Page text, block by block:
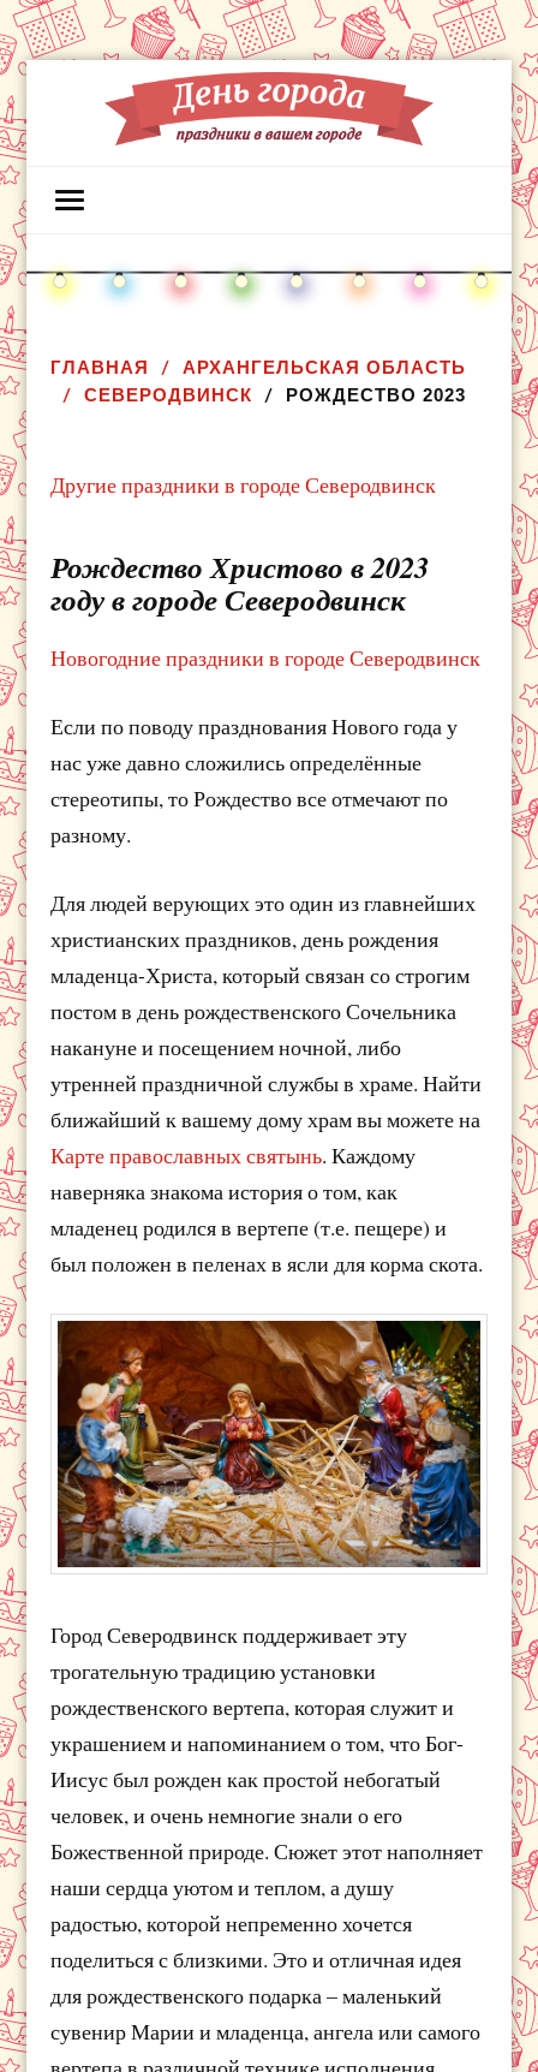
ГЛАВНАЯ
АРХАНГЕЛЬСКАЯ ОБЛАСТЬ
СЕВЕРОДВИНСК
РОЖДЕСТВО 2023
Другие праздники в городе Северодвинск
Рождество Христово в 2023
году в городе Северодвинск
Новогодние праздники в городе Северодвинск
Если по поводу празднования Нового года у
нас уже давно сложились определённые
стереотипы, то Рождество все отмечают по
разному.
Для людей верующих это один из главнейших
христианских праздников, день рождения
младенца-Христа, который связан со строгим
постом в день рождественского Сочельника
накануне и посещением ночной, либо
утренней праздничной службы в храме. Найти
ближайший к вашему дому храм вы можете на
Карте православных святынь. Каждому
наверняка знакома история о том, как
младенец родился в вертепе (т.е. пещере) и
был положен в пеленах в ясли для корма скота.
Город Северодвинск поддерживает эту
трогательную традицию установки
рождественского вертепа, которая служит и
украшением и напоминанием о том, что Бог-
Иисус был рожден как простой небогатый
человек, и очень немногие знали о его
Божественной природе. Сюжет этот наполняет
наши сердца уютом и теплом, а душу
радостью, которой непременно хочется
поделиться с близкими. Это и отличная идея
для рождественского подарка – маленький
сувенир Марии и младенца, ангела или самого